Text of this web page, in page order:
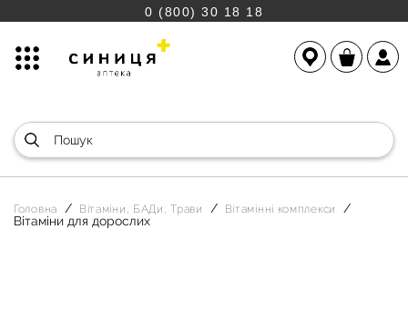
0 (800) 30 18 18
Головна Вітаміни, БАДи, Трави Вітамінні комплекси
Вітаміни для дорослих